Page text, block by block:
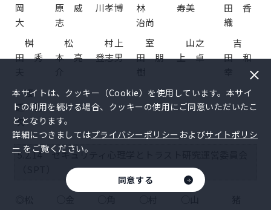
岡
大
原 威
志
川孝博
林
治尚
寿美
田 香
織
桝
田 秀
松
本 亮
村上
登志男
室
田 朋
山之
上 卓
吉
田 和
渡
辺 健
次
5.2.14 セキュリティ心理学とトラスト研究運営委員会
本サイトは、クッキー（Cookie）を使用しています。本サイ
トの利用を続ける場合、クッキーの使用にご同意いただいたこ
ととなります。
詳細につきましてはプライバシーポリシー およびサイトポリシ
ー をご覧ください。
同意する